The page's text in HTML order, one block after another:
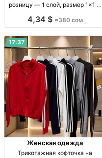
розницу — 1 слой, размер 1×1 м
стандартная вязка, 1×1 м, опт/
4,34 $ ≈380 сом
17:37
Женская одежда
Трикотажная кофточка на